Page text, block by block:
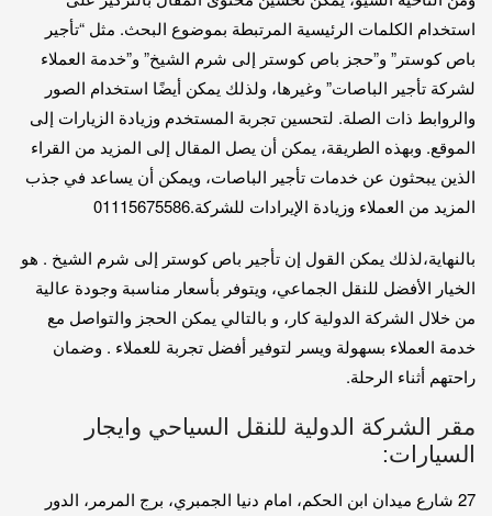
استخدام الكلمات الرئيسية المرتبطة بموضوع البحث. مثل “تأجير
باص كوستر” و”حجز باص كوستر إلى شرم الشيخ” و”خدمة العملاء
لشركة تأجير الباصات” وغيرها، ولذلك يمكن أيضًا استخدام الصور
والروابط ذات الصلة. لتحسين تجربة المستخدم وزيادة الزيارات إلى
الموقع. وبهذه الطريقة، يمكن أن يصل المقال إلى المزيد من القراء
الذين يبحثون عن خدمات تأجير الباصات، ويمكن أن يساعد في جذب
المزيد من العملاء وزيادة الإيرادات للشركة.01115675586
بالنهاية،لذلك يمكن القول إن تأجير باص كوستر إلى شرم الشيخ . هو
الخيار الأفضل للنقل الجماعي، ويتوفر بأسعار مناسبة وجودة عالية
من خلال الشركة الدولية كار، و بالتالي يمكن الحجز والتواصل مع
خدمة العملاء بسهولة ويسر لتوفير أفضل تجربة للعملاء . وضمان
راحتهم أثناء الرحلة.
مقر الشركة الدولية للنقل السياحي وايجار
السيارات:
27 شارع ميدان ابن الحكم، امام دنيا الجمبري، برج المرمر، الدور